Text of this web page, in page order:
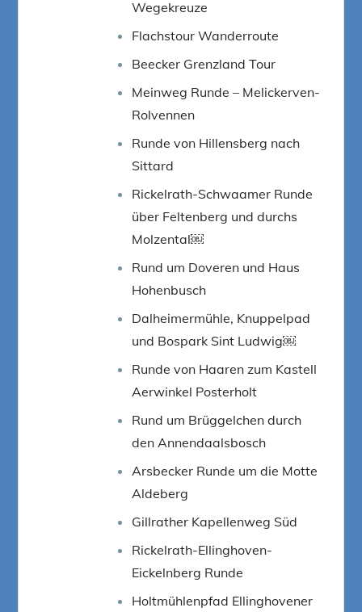
Wegekreuze
Flachstour Wanderroute
Beecker Grenzland Tour
Meinweg Runde – Melickerven-
Rolvennen
Runde von Hillensberg nach
Sittard
Rickelrath-Schwaamer Runde
über Feltenberg und durchs
Molzental￼
Rund um Doveren und Haus
Hohenbusch
Dalheimermühle, Knuppelpad
und Bospark Sint Ludwig￼
Runde von Haaren zum Kastell
Aerwinkel Posterholt
Rund um Brüggelchen durch
den Annendaalsbosch
Arsbecker Runde um die Motte
Aldeberg
Gillrather Kapellenweg Süd
Rickelrath-Ellinghoven-
Eickelnberg Runde
Holtmühlenpfad Ellinghovener